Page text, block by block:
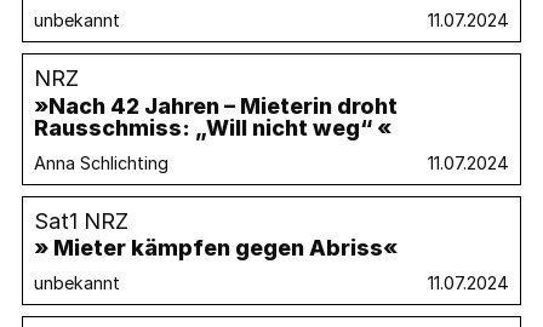
unbekannt 11.07.2024
NRZ
»Nach 42 Jahren – Mieterin droht
Rausschmiss: „Will nicht weg“ «
Anna Schlichting 11.07.2024
Sat1 NRZ
» Mieter kämpfen gegen Abriss«
unbekannt 11.07.2024